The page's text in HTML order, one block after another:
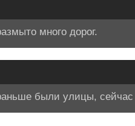
много дорог.
были улицы, сейчас